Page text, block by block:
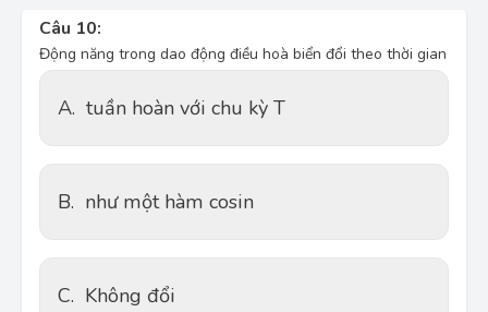
Câu 10:
Động năng trong dao động điều hoà biển đổi theo thời gian
A. tuần hoàn với chu kỳ T
B. như một hàm cosin
C. Không đổi